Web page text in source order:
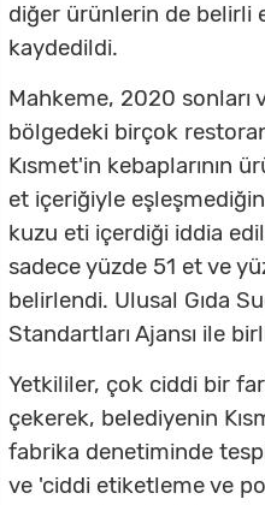
diğer ürünlerin de belirli
kaydedildi.
Mahkeme, 2020 sonları
bölgedeki birçok
Kısmet'in kebaplarının
et içeriğiyle
kuzu eti içerdiği iddia
sadece yüzde 51 et ve
belirlendi. Ulusal Gıda
Standartları Ajansı ile
Yetkililer, çok ciddi bir
çekerek, belediyenin
fabrika denetiminde
ve 'ciddi etiketleme ve